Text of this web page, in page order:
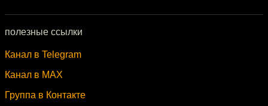
полезные ссылки
Канал в Telegram
Канал в MAX
Группа в Контакте